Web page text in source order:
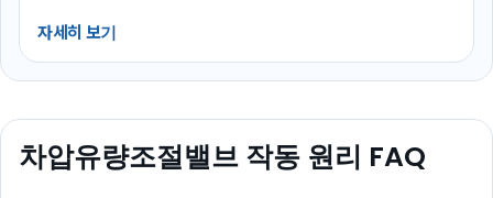
자세히 보기
차압유량조절밸브 작동 원리 FAQ